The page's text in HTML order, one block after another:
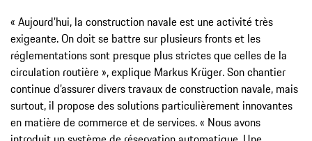
« Aujourd’hui, la construction navale est une activité très
exigeante. On doit se battre sur plusieurs fronts et les
réglementations sont presque plus strictes que celles de la
circulation routière », explique Markus Krüger. Son chantier
continue d’assurer divers travaux de construction navale, mais
surtout, il propose des solutions particulièrement innovantes
en matière de commerce et de services. « Nous avons